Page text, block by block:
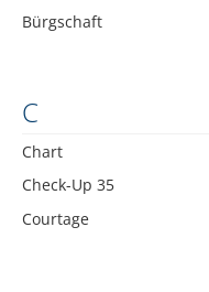
Bürgschaft
C
Chart
Check-Up 35
Courtage